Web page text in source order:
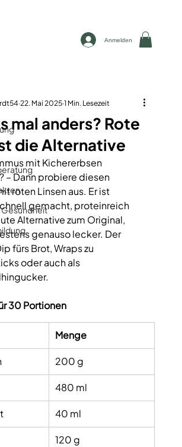
Anmelden
mal anders? Rote
die Alternative
22. Mai 2025 1 Min. Lesezeit
mit Kichererbsen
– Dann probiere diesen
roten Linsen aus. Er ist
gemacht, proteinreich
Alternative zum Original,
genauso lecker. Der
fürs Brot, Wraps zu
oder auch als
30 Portionen
Menge
200 g
480 ml
40 ml
120 g